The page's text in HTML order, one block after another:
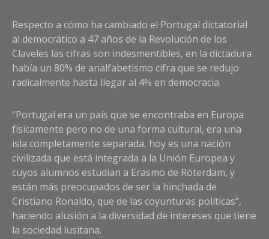
Respecto a cómo ha cambiado el Portugal dictatorial
al democrático a 47 años de la Revolución de los
Claveles las cifras son indesmentibles, en la dictadura
había un 80% de analfabetismo cifra que se redujo
radicalmente hasta llegar al 4% en democracia.
“Portugal era un país que se encontraba en Europa
físicamente pero no de una forma cultural, era una
isla completamente separada, hoy es una nación
civilizada que está integrada a la Unión Europea y
cuyos alumnos estudian a Erasmo de Róterdam, y
están más preocupados de ser la hinchada de
Cristiano Ronaldo, que de las coyunturas políticas”,
haciendo alusión a la diversidad de intereses que tiene
la sociedad lusitana.